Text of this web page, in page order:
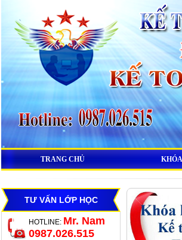
TRANG CHỦ
TƯ VẤN LỚP HỌC
HOTLINE: Mr. Nam
0987.026.515